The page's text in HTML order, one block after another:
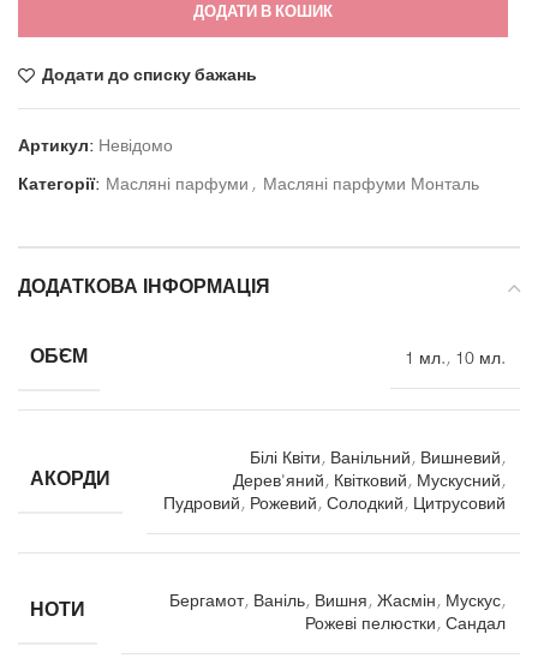
ДОДАТИ В КОШИК
Додати до списку бажань
Артикул: Невідомо
Категорії: Масляні парфуми , Масляні парфуми Монталь
ДОДАТКОВА ІНФОРМАЦІЯ
ОБ`ЄМ 1 мл., 10 мл.
АКОРДИ
Білі Квіти, Ванільний, Вишневий,
Дерев'яний, Квітковий, Мускусний,
Пудровий, Рожевий, Солодкий, Цитрусовий
НОТИ Бергамот, Ваніль, Вишня, Жасмін, Мускус,
Рожеві пелюстки, Сандал